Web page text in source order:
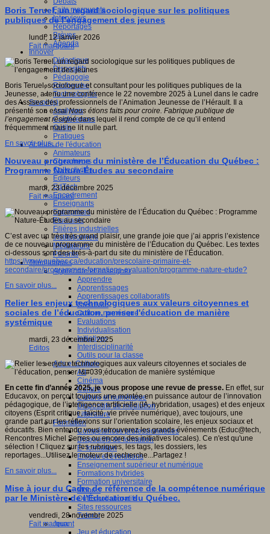
Faits marquants
Interviews
Reportages
Brèves
Agenda
Innover
Didactique
Dispositifs
Pédagogie
Recherche
Technologies
Savoir(s)
Analyses
Conférences
Outils
Pratiques
Acteurs de l'éducation
Animateurs
Chercheurs
Collectivités
Editeurs
EdTech
Encadrement
Enseignants
Entreprises
Etudiants
Filières industrielles
Institutionnels
Médiateurs
Parents
Thématiques
Apprendre et enseigner
Apprendre
Apprentissages
Apprentissages collaboratifs
Créativité
Culture numérique
Evaluations
Individualisation
Initiatives
Interdisciplinarité
Outils pour la classe
Arts et Culture
Art
Cinéma
Culture
Culture et numérique
Dispositifs de médiation
Littérature
Formation
Compétences professionnelles
Dispositifs de formation
E- formation
Enjeux et évolutions
Enseignement supérieur et numérique
Formations hybrides
Formation universitaire
Mooc’s
Outils collaboratifs
Sites ressources
Tutorat
Jeux
Jeu et éducation
Boris Teruel, un regard sociologique sur les politiques
publiques de l’engagement des jeunes
lundi, 12 janvier 2026
Fait marquant
Boris Teruel, sociologue et consultant pour les politiques publiques de la
Jeunesse, a tenu une conférence le 22 novembre 2025 à Lunel dans le cadre
des Assises des professionnels de l’Animation Jeunesse de l’Hérault. Il a
présenté son essaiNous étions faits pour croire. Fabrique publique de
l’engagement résignédans lequel il rend compte de ce qu’il entend
fréquemment mais ne lit nulle part.
En savoir plus...
Nouveau programme du ministère de l’Éducation du Québec :
Programme Nature-Études au secondaire
mardi, 23 décembre 2025
Fait marquant
C’est avec un très très grand plaisir, une grande joie que j’ai appris l’existence
de ce nouveau programme du ministère de l’Éducation du Québec. Les textes
ci-dessous sont des tirés-à-part du site du ministère de l’Éducation.
https://www.quebec.ca/education/prescolaire-primaire-et-
secondaire/programmes-formations-evaluation/programme-nature-etude?
En savoir plus...
Relier les enjeux technologiques aux valeurs citoyennes et
sociales de l’éducation, penser l'éducation de manière
systémique
mardi, 23 décembre 2025
Editos
En cette fin d’année 2025, je vous propose une revue de presse. En effet, sur
Educavox, on perçoit toujours une montée en puissance autour de l’innovation
pédagogique, de l’intelligence artificielle (IA, hybridation, usages) et des enjeux
citoyens (Esprit critique, laïcité, vie privée numérique), avec toujours, une
grande part sur les réflexions sur l’orientation scolaire, les enjeux sociaux et
éducatifs. Bien entendu vous retrouverez les grands événements (Educ@tech,
Rencontres Michel Serres ou encore des initiatives locales). Ce n'est qu'une
sélection ! Cliquez sur les rubriques, les tags, les dossiers, les
reportages...Utilisez le moteur de recherche...Partagez !
En savoir plus...
Mise à jour du Cadre de référence de la compétence numérique
par le Ministère de l’Éducation du Québec.
vendredi, 28 novembre 2025
Fait marquant